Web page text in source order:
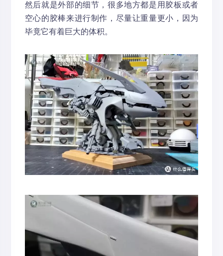
然后就是外部的细节，很多地方都是用胶板或者
空心的胶棒来进行制作，尽量让重量更小，因为
毕竟它有着巨大的体积。